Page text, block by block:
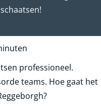
professioneel.
teams. Hoe gaat het